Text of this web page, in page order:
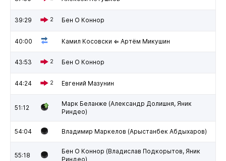
39:29 2 Бен О Коннор
40:00 Камил Косовски ⇐ Артём Микушин
43:53 2 Бен О Коннор
44:24 2 Евгений Мазунин
51:12
Марк Беланже (Александр Долишня, Яник
Риндео)
54:04 Владимир Маркелов (Арыстанбек Абдыхаров)
55:18
Бен О Коннор (Владислав Подкорытов, Яник
Риндео)